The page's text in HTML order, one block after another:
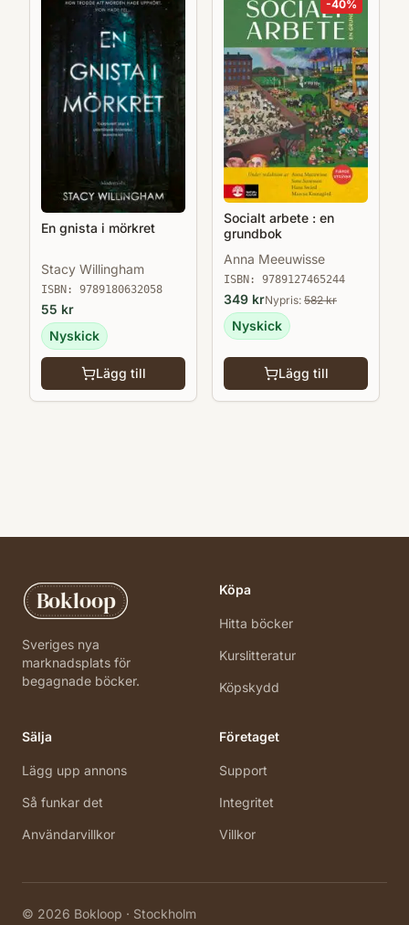
En gnista i mörkret
Stacy Willingham
ISBN: 9789180632058
55 kr
Nyskick
Lägg till
-40%
Socialt arbete : en
grundbok
Anna Meeuwisse
ISBN: 9789127465244
349 krNypris: 582kr
Nyskick
Lägg till
Bokloop
Sveriges nya
marknadsplats för
begagnade böcker.
Köpa
Hitta böcker
Kurslitteratur
Köpskydd
Sälja
Lägg upp annons
Så funkar det
Användarvillkor
Företaget
Support
Integritet
Villkor
© 2026 Bokloop · Stockholm